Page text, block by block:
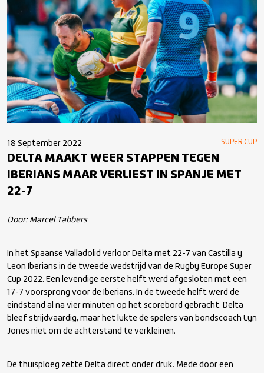
18 September 2022 SUPER CUP
DELTA MAAKT WEER STAPPEN TEGEN
IBERIANS MAAR VERLIEST IN SPANJE MET
22-7
Door: Marcel Tabbers
In het Spaanse Valladolid verloor Delta met 22-7 van Castilla y
Leon Iberians in de tweede wedstrijd van de Rugby Europe Super
Cup 2022. Een levendige eerste helft werd afgesloten met een
17-7 voorsprong voor de Iberians. In de tweede helft werd de
eindstand al na vier minuten op het scorebord gebracht. Delta
bleef strijdvaardig, maar het lukte de spelers van bondscoach Lyn
Jones niet om de achterstand te verkleinen.
De thuisploeg zette Delta direct onder druk. Mede door een